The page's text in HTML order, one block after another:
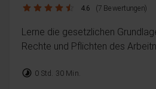
4.6 / 5 4.6 (7 Bewertungen)
Lerne die gesetzlichen
Rechte und Pflichten des
timelapse 0 Std. 30 Min.